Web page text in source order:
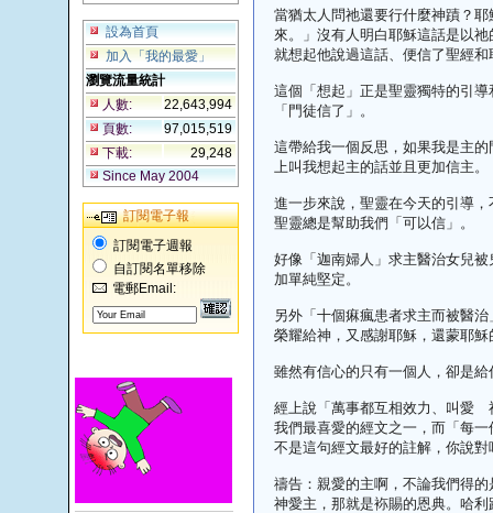
設為首頁
加入「我的最愛」
瀏覽流量統計
人數:
22,643,994
頁數:
97,015,519
下載:
29,248
Since May 2004
訂閱電子報
訂閱電子週報
自訂閱名單移除
電郵Email:
當猶太人問祂還要行什麼神蹟？
來。」沒有人明白耶穌這話是以
就想起他說過這話、便信了聖經和
這個「想起」正是聖靈獨特的引
「門徒信了」。
這帶給我一個反思，如果我是主
上叫我想起主的話並且更加信主。
進一步來說，聖靈在今天的引導
聖靈總是幫助我們「可以信」。
好像「迦南婦人」求主醫治女兒
加單純堅定。
另外「十個痳瘋患者求主而被醫
榮耀給神，又感謝耶穌，還蒙耶
雖然有信心的只有一個人，卻是
經上說「萬事都互相效力、叫愛
我們最喜愛的經文之一，而「每
不是這句經文最好的註解，你說對
禱告：親愛的主啊，不論我們得
神愛主，那就是袮賜的恩典。哈